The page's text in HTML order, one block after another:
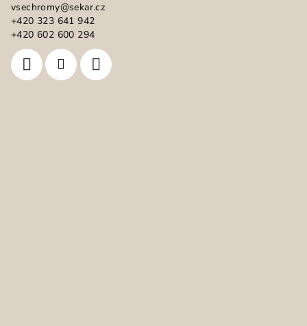
vsechromy@sekar.cz
+420 323 641 942
+420 602 600 294